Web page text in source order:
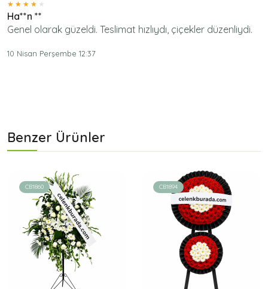
Ha**n **
Genel olarak güzeldi. Teslimat hızlıydı, çiçekler düzenliydi.
10 Nisan Perşembe 12:37
Benzer Ürünler
CB1860 CB1894